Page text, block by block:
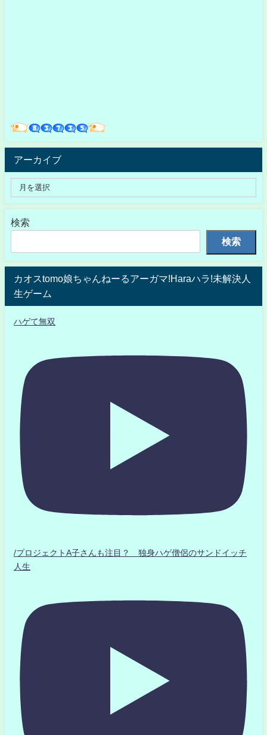
アーカイブ
検索
検索
カオスtomo娘ちゃんねーるアーガマ!Haraハラ!未解決人
生ゲーム
ハゲて無双
/プロジェクトA子さんも注目？ 独身ハゲ僧侶のサンドイッチ
人生